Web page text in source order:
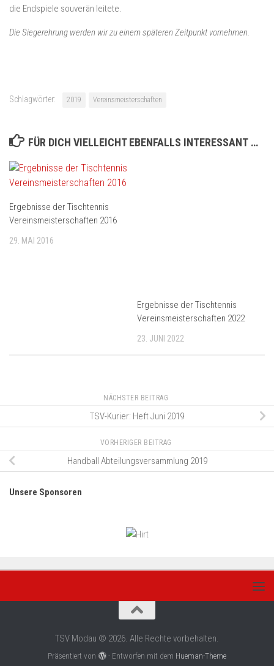
die Endspiele souverän leitete.
Die Siegerehrung werden wir zu einem späteren Zeitpunkt vornehmen.
Schlagwörter: 2019 Vereinsmeisterschaften
FÜR DICH VIELLEICHT EBENFALLS INTERESSANT …
Ergebnisse der Tischtennis
Vereinsmeisterschaften 2016
29. MAI 2016
Ergebnisse der Tischtennis
Vereinsmeisterschaften 2022
23. JUNI 2022
NÄCHSTER BEITRAG
TSV-Kurier: Heft Juni 2019
VORHERIGER BEITRAG
Handball Abteilungsversammlung 2019
Unsere Sponsoren
TSV Modau © 2026. Alle Rechte vorbehalten.
Präsentiert von - Entworfen mit dem Hueman-Theme